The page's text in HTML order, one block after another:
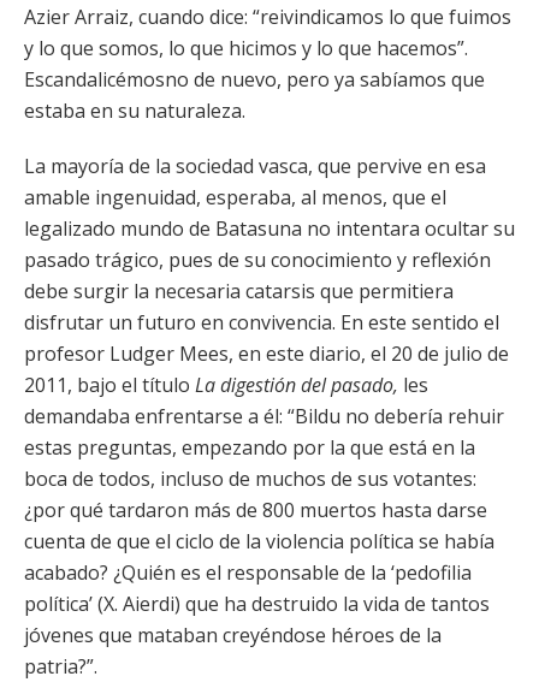
Azier Arraiz, cuando dice: “reivindicamos lo que fuimos
y lo que somos, lo que hicimos y lo que hacemos”.
Escandalicémosno de nuevo, pero ya sabíamos que
estaba en su naturaleza.
La mayoría de la sociedad vasca, que pervive en esa
amable ingenuidad, esperaba, al menos, que el
legalizado mundo de Batasuna no intentara ocultar su
pasado trágico, pues de su conocimiento y reflexión
debe surgir la necesaria catarsis que permitiera
disfrutar un futuro en convivencia. En este sentido el
profesor Ludger Mees, en este diario, el 20 de julio de
2011, bajo el título La digestión del pasado, les
demandaba enfrentarse a él: “Bildu no debería rehuir
estas preguntas, empezando por la que está en la
boca de todos, incluso de muchos de sus votantes:
¿por qué tardaron más de 800 muertos hasta darse
cuenta de que el ciclo de la violencia política se había
acabado? ¿Quién es el responsable de la ‘pedofilia
política’ (X. Aierdi) que ha destruido la vida de tantos
jóvenes que mataban creyéndose héroes de la
patria?”.